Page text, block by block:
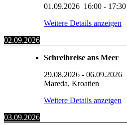
01.09.2026 16:00 - 17:30
Weitere Details anzeigen
02.09.2026
Schreibreise ans Meer
29.08.2026 - 06.09.2026
Mareda, Kroatien
Weitere Details anzeigen
03.09.2026